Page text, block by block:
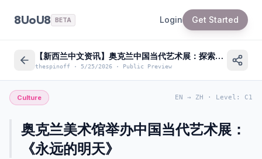
8UoU8 BETA Login Get Started
【新西兰中文资讯】奥克兰中国当代艺术展：探索中国艺术四十年变迁
thespinoff · 5/25/2026 · Public Preview
Culture EN → ZH · Level : C1
奥克兰美术馆举办中国当代艺术展：
《永远的明天》